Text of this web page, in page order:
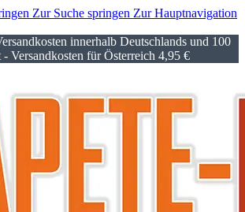
Zur Suche springen Zur Hauptnavigation
innerhalb Deutschlands und 100
- Versandkosten für Österreich 4,95 €